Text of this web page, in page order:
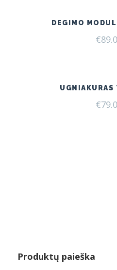
DEGIMO
€
UGNIAKURAS
€
Produktų paieška